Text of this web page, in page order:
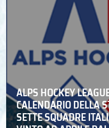
ALPS HOCKEY
CALENDARIO DELLA
SETTE SQUADRE